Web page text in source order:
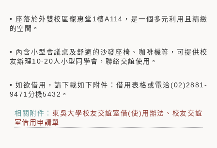
• 座落於外雙校區寵惠堂1樓A114，是一個多元利用且精緻
的空間。
• 內含小型會議桌及舒適的沙發座椅、咖啡機等，可提供校
友辦理10-20人小型同學會，聯絡交誼使用。
• 如欲借用，請下載如下附件：借用表格或電洽(02)2881-
9471分機5432。
相關附件： 東吳大學校友交誼室借(使)用辦法
校友交誼
室借用申請單